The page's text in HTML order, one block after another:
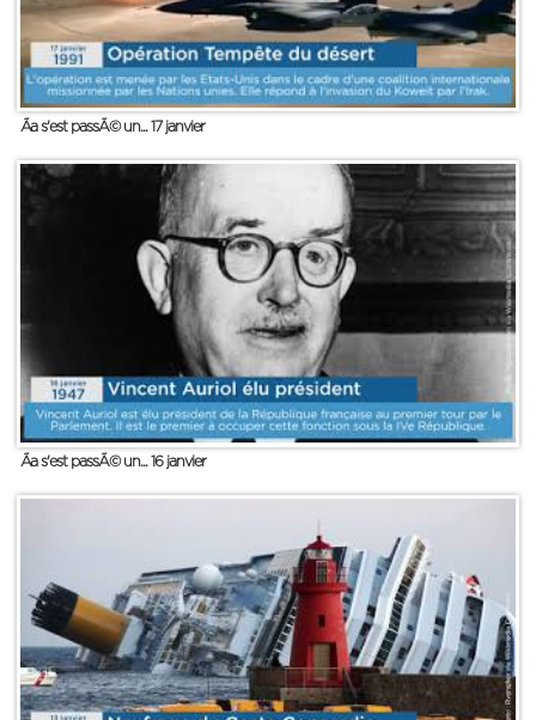
Ãa s'est passÃ© un... 17 janvier
Ãa s'est passÃ© un... 16 janvier